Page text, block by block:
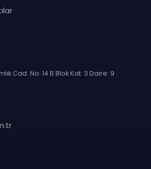
Cad. No: 14 B Blok Kat: 3 Daire: 9